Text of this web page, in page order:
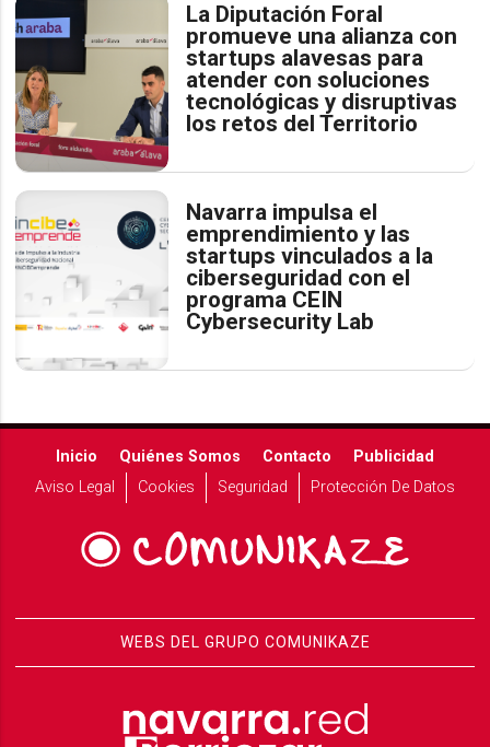
La Diputación Foral
promueve una alianza con
startups alavesas para
atender con soluciones
tecnológicas y disruptivas
los retos del Territorio
Navarra impulsa el
emprendimiento y las
startups vinculados a la
ciberseguridad con el
programa CEIN
Cybersecurity Lab
Inicio Quiénes Somos Contacto
Publicidad
Aviso Legal
Cookies Seguridad Protección De Datos
WEBS DEL GRUPO COMUNIKAZE